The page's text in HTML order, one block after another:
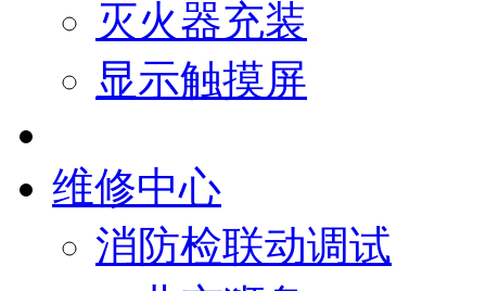
灭火器充装
显示触摸屏
维修中心
消防检联动调试